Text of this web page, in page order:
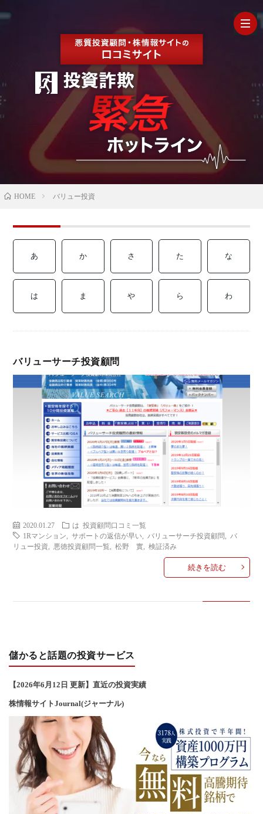
【
当に
げる
サー
済
み
覧
用
語
典
コラ
HOME バリュー投資
あ か さ た な
は ま や ら わ
バリューサーチ投資顧問
2020.01.27 は
投資顧問口コミ一覧
1Rマンション
,サポートの返信が早い バリューサーチ投資顧問
バ
リュー投資
悪徳投資顧問一覧 ,松野 實 ,検証済み
続きを読む
儲かると話題の投資サービス
【2026年6 月12 日 更新】直近の投資実績
株情報サイトJournal(ジャーナル)